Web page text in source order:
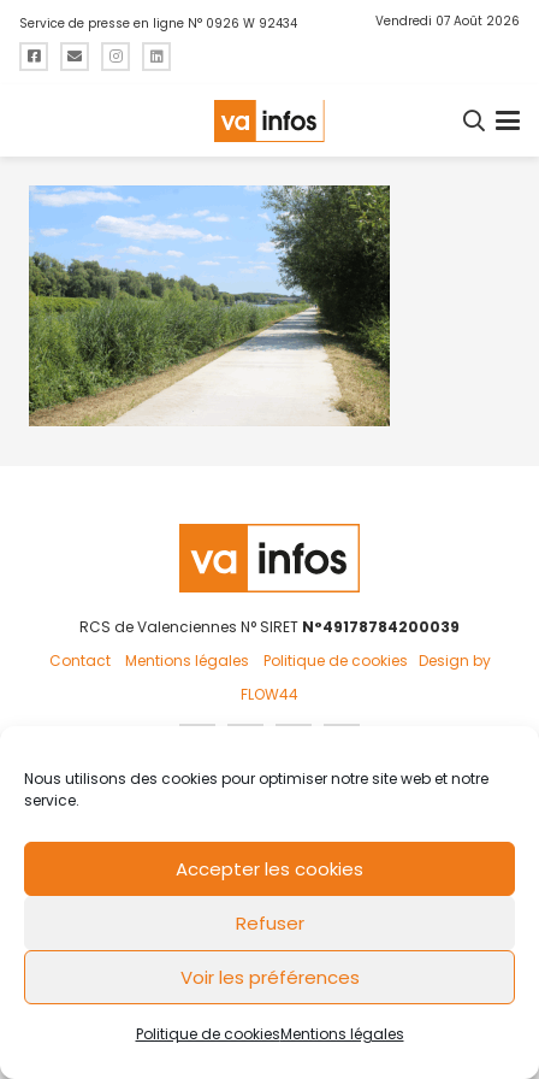
Nous utilisons des cookies pour optimiser notre site web et notre
service.
Accepter les cookies
Refuser
Voir les préférences
Politique de cookiesMentions légales
Service de presse en ligne N° 0926 W 92434 Vendredi 07 Août 2026
RCS de Valenciennes N° SIRET N°49178784200039
Contact
Mentions légales Politique de cookies Design by
FLOW44